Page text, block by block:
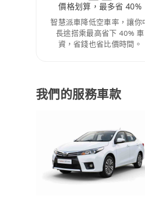
價格划算，最多省 40%
智慧派車降低空車率，讓你
長途搭乘最高省下 40% 車
資，省錢也省比價時間。
我們的服務車款